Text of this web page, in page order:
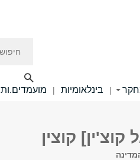
| בינלאומיות | מועמדים.ות
קוצין